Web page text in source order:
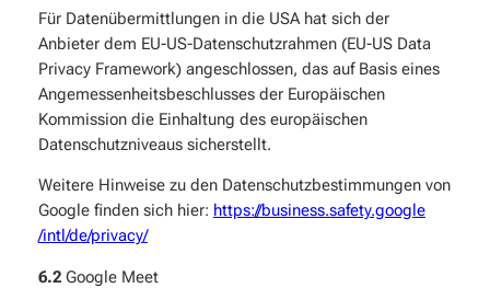
Für Datenübermittlungen in die USA hat sich der
Anbieter dem EU-US-Datenschutzrahmen (EU-US Data
Privacy Framework) angeschlossen, das auf Basis eines
Angemessenheitsbeschlusses der Europäischen
Kommission die Einhaltung des europäischen
Datenschutzniveaus sicherstellt.
Weitere Hinweise zu den Datenschutzbestimmungen von
Google finden sich hier: https://business.safety.google
/intl/de/privacy/
6.2Google Meet